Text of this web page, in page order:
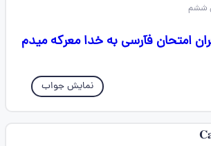
امتحان فآرسی به خدا معرکه میدم
نمایش جواب